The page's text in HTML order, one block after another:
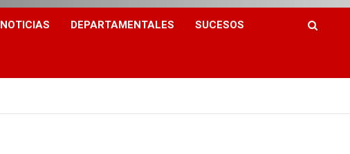
NOTICIAS DEPARTAMENTALES SUCESOS